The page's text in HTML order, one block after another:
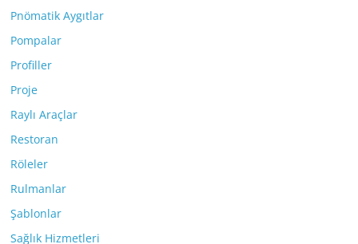
Pnömatik Aygıtlar
Pompalar
Profiller
Proje
Raylı Araçlar
Restoran
Röleler
Rulmanlar
Şablonlar
Sağlık Hizmetleri